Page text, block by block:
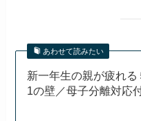
あわせて読みたい
新一年生の親が疲れ
1の壁／母子分離対応